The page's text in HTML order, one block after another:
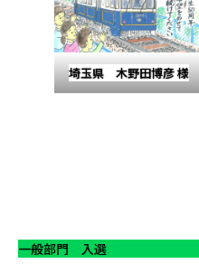
埼玉県 木野田博彦 様
一般部門 入選